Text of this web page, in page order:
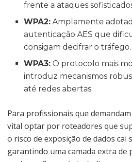
frente a ataques
WPA2: Amplamente
autenticação AES que
consigam decifrar o tráfego.
WPA3: O protocolo mais
introduz mecanismos
até redes abertas.
Para profissionais que
vital optar por roteadores que
o risco de exposição de dados cai
garantindo uma camada extra de